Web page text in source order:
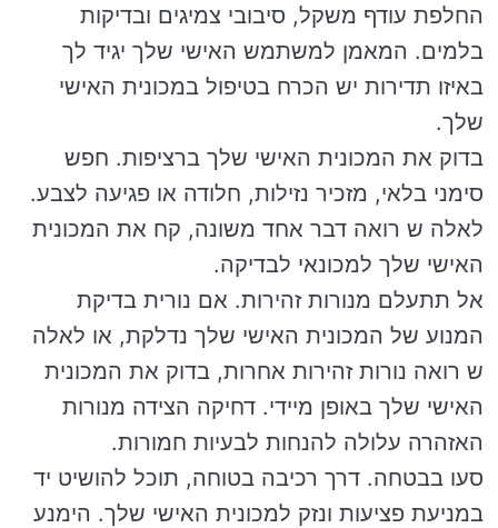
החלפת עודף משקל, סיבובי צמיגים ובדיקות
בלמים. המאמן למשתמש האישי שלך יגיד לך
באיזו תדירות יש הכרח בטיפול במכונית האישי
שלך.
בדוק את המכונית האישי שלך ברציפות. חפש
סימני בלאי, מזכיר נזילות, חלודה או פגיעה לצבע.
לאלה ש רואה דבר אחד משונה, קח את המכונית
האישי שלך למכונאי לבדיקה.
אל תתעלם מנורות זהירות. אם נורית בדיקת
המנוע של המכונית האישי שלך נדלקת, או לאלה
ש רואה נורות זהירות אחרות, בדוק את המכונית
האישי שלך באופן מיידי. דחיקה הצידה מנורות
האזהרה עלולה להנחות לבעיות חמורות.
סעו בבטחה. דרך רכיבה בטוחה, תוכל להושיט יד
במניעת פציעות ונזק למכונית האישי שלך. הימנע